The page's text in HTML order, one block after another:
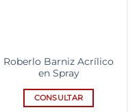
Roberlo Barniz Acrílico
en Spray
CONSULTAR